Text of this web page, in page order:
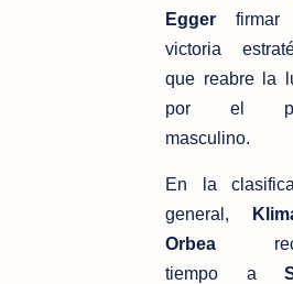
Egger firmar
victoria
que reabre la
por el
masculino.
En la
general,
Orbea
tiempo a